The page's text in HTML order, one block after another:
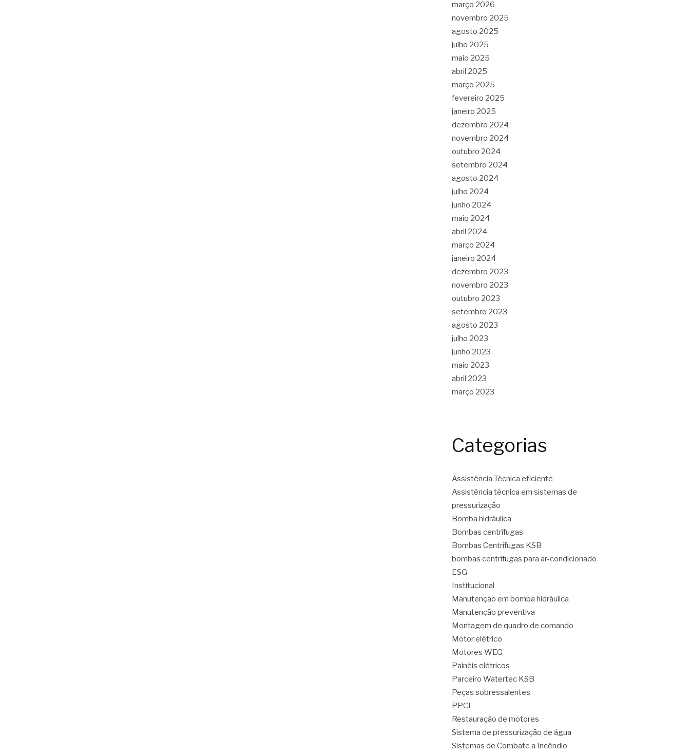
março 2026
novembro 2025
agosto 2025
julho 2025
maio 2025
abril 2025
março 2025
fevereiro 2025
janeiro 2025
dezembro 2024
novembro 2024
outubro 2024
setembro 2024
agosto 2024
julho 2024
junho 2024
maio 2024
abril 2024
março 2024
janeiro 2024
dezembro 2023
novembro 2023
outubro 2023
setembro 2023
agosto 2023
julho 2023
junho 2023
maio 2023
abril 2023
março 2023
Categorias
Assistência Técnica eficiente
Assistência técnica em sistemas de
pressurização
Bomba hidráulica
Bombas centrífugas
Bombas Centrífugas KSB
bombas centrífugas para ar-condicionado
ESG
Institucional
Manutenção em bomba hidráulica
Manutenção preventiva
Montagem de quadro de comando
Motor elétrico
Motores WEG
Painéis elétricos
Parceiro Watertec KSB
Peças sobressalentes
PPCI
Restauração de motores
Sistema de pressurização de água
Sistemas de Combate a Incêndio